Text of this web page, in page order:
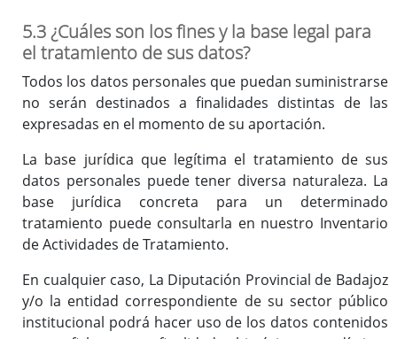
5.3 ¿Cuáles son los fines y la base legal para
el tratamiento de sus datos?
Todos los datos personales que puedan suministrarse
no serán destinados a finalidades distintas de las
expresadas en el momento de su aportación.
La base jurídica que legítima el tratamiento de sus
datos personales puede tener diversa naturaleza. La
base jurídica concreta para un determinado
tratamiento puede consultarla en nuestro Inventario
de Actividades de Tratamiento.
En cualquier caso, La Diputación Provincial de Badajoz
y/o la entidad correspondiente de su sector público
institucional podrá hacer uso de los datos contenidos